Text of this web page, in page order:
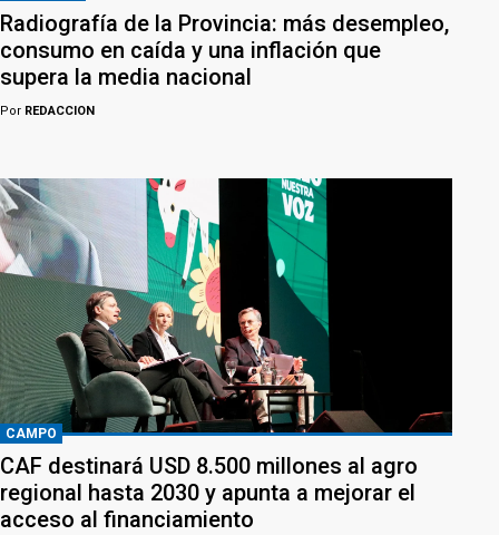
Radiografía de la Provincia: más desempleo,
consumo en caída y una inflación que
supera la media nacional
Por REDACCION
CAMPO
CAF destinará USD 8.500 millones al agro
regional hasta 2030 y apunta a mejorar el
acceso al financiamiento